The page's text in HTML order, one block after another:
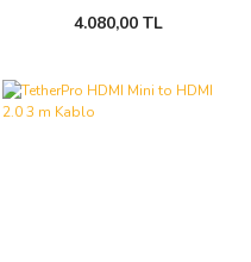
4.080,00 TL